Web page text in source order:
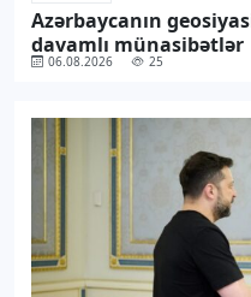
Azərbaycanın
davamlı münasibətlər
06.08.2026 25